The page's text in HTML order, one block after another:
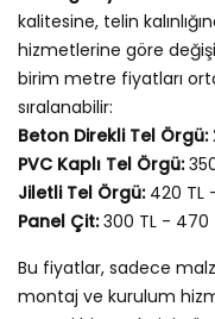
kalitesine, telin
hizmetlerine göre
birim metre fiyatları
sıralanabilir:
Beton Direkli Tel Örgü:
PVC Kaplı Tel Örgü:
Jiletli Tel Örgü:420 TL
Panel Çit:300 TL - 470
Bu fiyatlar, sadece
montaj ve kurulum